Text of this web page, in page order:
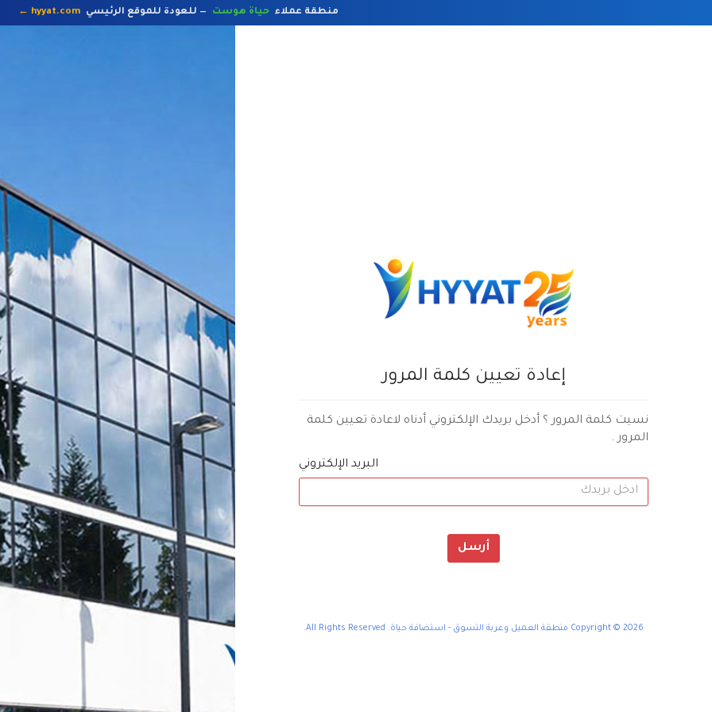
منطقة عملاء حياة هوست — للعودة للموقع الرئيسي hyyat.com ←
إعادة تعيين كلمة المرور
نسيت كلمة المرور ؟ أدخل بريدك الإلكتروني أدناه لاعادة تعيين كلمة
المرور .
البريد الإلكتروني
أرسل
Copyright © 2026 منطقة العميل وعربة التسوق - استضافة حياة. All Rights Reserved.